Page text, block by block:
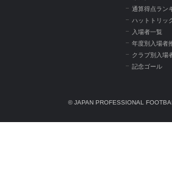
通算得点ラン
ハットトリッ
入場者一覧
年度別入場者
クラブ別入場
記念ゴール
© JAPAN PROFESSIONAL